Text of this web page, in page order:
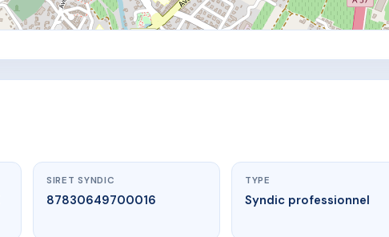
SIRET SYNDIC
87830649700016
TYPE
Syndic professionnel